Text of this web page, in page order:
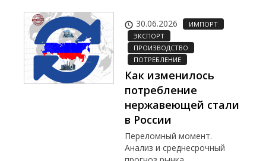
30.06.2026
ИМПОРТ
ЭКСПОРТ
ПРОИЗВОДСТВО
ПОТРЕБЛЕНИЕ
Как изменилось
потребление
нержавеющей стали
в России
Переломный момент.
Анализ и среднесрочный